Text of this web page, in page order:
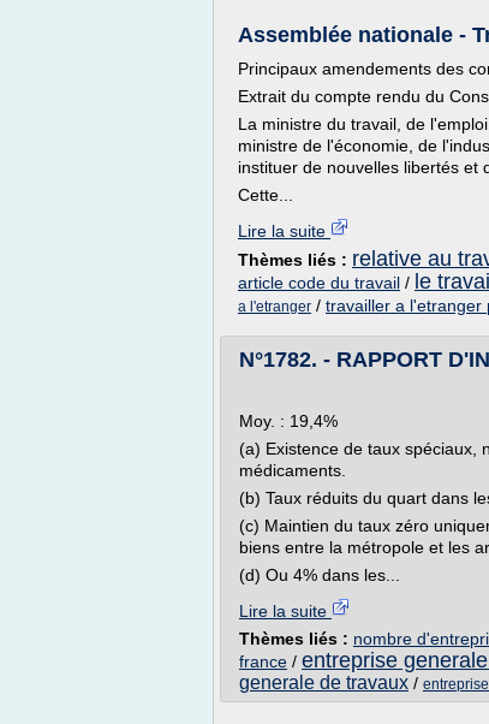
Assemblée nationale -
Principaux amendements des
Extrait du compte rendu du
La ministre du travail, de
ministre de l'économie, de
instituer de nouvelles libertés et
Cette...
Lire la suite
Thèmes liés : relative au
article code du travail / le
a l'etranger / travailler a l'etranger
N°1782. - RAPPORT
Moy. : 19,4%
(a) Existence de taux spéciaux,
médicaments.
(b) Taux réduits du quart dans
(c) Maintien du taux zéro
biens entre la métropole et les
(d) Ou 4% dans les...
Lire la suite
Thèmes liés : nombre
france / entreprise
generale de travaux /